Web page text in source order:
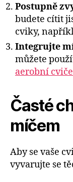
Postupně
budete cítit
cviky,
Integrujte
můžete
aerobní
Časté
míčem
Aby se vaše
vyvarujte se